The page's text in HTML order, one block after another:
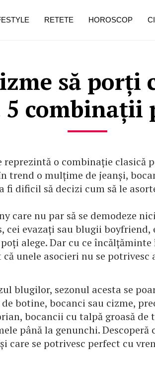
să porți
combinații
o combinație clasică
trend o mulțime de jeanși,
fi dificil să decizi cum să le
care nu par să se demodeze
cei evazați sau blugii boyfriend,
alege. Dar cu ce
unele asocieri nu se potrivesc
blugilor, sezonul acesta se
botine, bocanci sau cizme,
bocancii cu talpă groasă de
până la genunchi. Descoperă
care se potrivesc perfect cu
RETETE HOROSCOP
pe măsură ce înaintezi în